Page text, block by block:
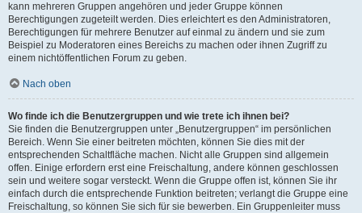
kann mehreren Gruppen angehören und jeder Gruppe können
Berechtigungen zugeteilt werden. Dies erleichtert es den Administratoren,
Berechtigungen für mehrere Benutzer auf einmal zu ändern und sie zum
Beispiel zu Moderatoren eines Bereichs zu machen oder ihnen Zugriff zu
einem nichtöffentlichen Forum zu geben.
Nach oben
Wo finde ich die Benutzergruppen und wie trete ich ihnen bei?
Sie finden die Benutzergruppen unter „Benutzergruppen“ im persönlichen
Bereich. Wenn Sie einer beitreten möchten, können Sie dies mit der
entsprechenden Schaltfläche machen. Nicht alle Gruppen sind allgemein
offen. Einige erfordern erst eine Freischaltung, andere können geschlossen
sein und weitere sogar versteckt. Wenn die Gruppe offen ist, können Sie ihr
einfach durch die entsprechende Funktion beitreten; verlangt die Gruppe eine
Freischaltung, so können Sie sich für sie bewerben. Ein Gruppenleiter muss